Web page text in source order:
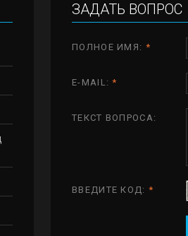
ЗАДАТЬ ВОПРОС
ПОЛНОЕ ИМЯ: *
E-MAIL:*
ТЕКСТ ВОПРОСА:
ВВЕДИТЕ КОД: *